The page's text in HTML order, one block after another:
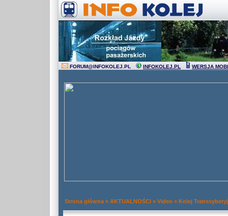
FORUM@INFOKOLEJ.PL INFOKOLEJ.PL WERSJA
Strona główna » AKTUALNOŚCI » Video » Kolej